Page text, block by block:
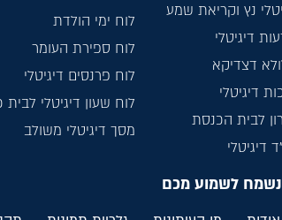
נץ וקריאת שמע
דיגיטלי
דצדיקא
דיגיטלי
לבית הכנסת
דיגיטלי
לוח ימי הולדת
לוח ספירת העומר
לוח פרנסים דיגיטלי
לוח שעון דיגיטלי
מסך דיגיטלי משולב
נשמח לשמוע מכם